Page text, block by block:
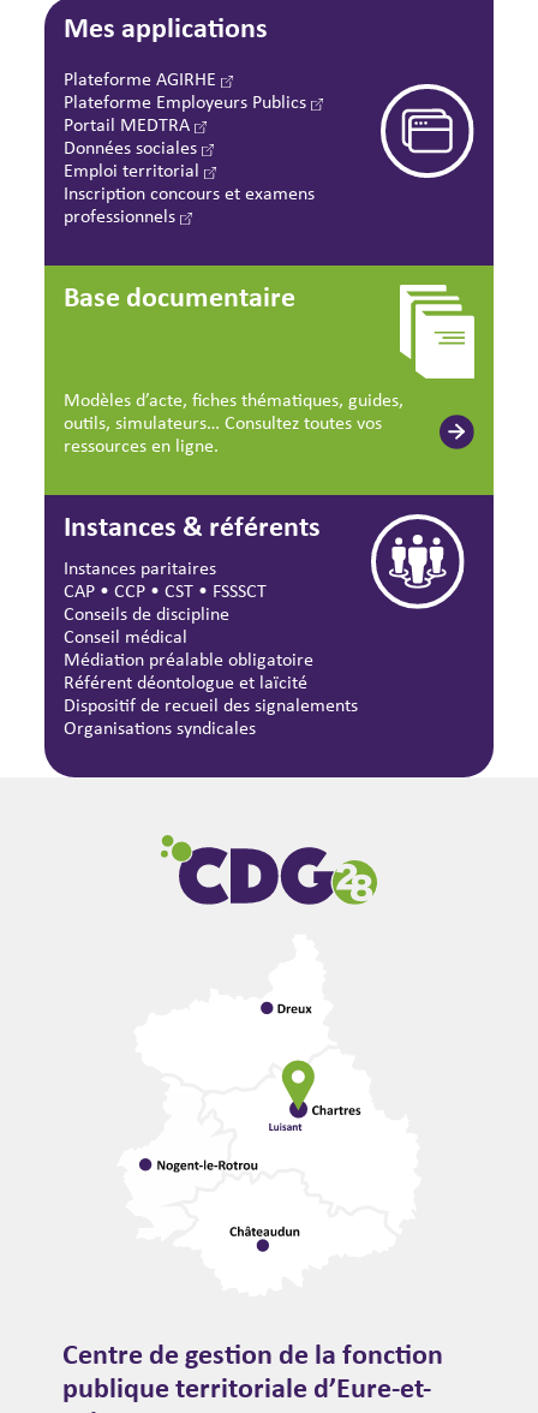
Mes applications
Plateforme AGIRHE
Plateforme Employeurs Publics
Portail MEDTRA
Données sociales
Emploi territorial
Inscription concours et examens
professionnels
Base documentaire
Modèles d’acte, fiches thématiques, guides,
outils, simulateurs… Consultez toutes vos
ressources en ligne.
Instances & référents
Instances paritaires
CAP •CCP •CST • FSSSCT
Conseils de discipline
Conseil médical
Médiation préalable obligatoire
Référent déontologue et laïcité
Dispositif de recueil des signalements
Organisations syndicales
Centre de gestion de la fonction
publique territoriale d’Eure-et-